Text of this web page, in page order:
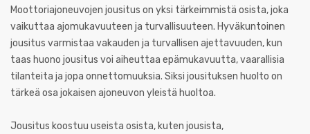
Moottoriajoneuvojen jousitus on yksi tärkeimmistä osista, joka
vaikuttaa ajomukavuuteen ja turvallisuuteen. Hyväkuntoinen
jousitus varmistaa vakauden ja turvallisen ajettavuuden, kun
taas huono jousitus voi aiheuttaa epämukavuutta, vaarallisia
tilanteita ja jopa onnettomuuksia. Siksi jousituksen huolto on
tärkeä osa jokaisen ajoneuvon yleistä huoltoa.
Jousitus koostuu useista osista, kuten jousista,